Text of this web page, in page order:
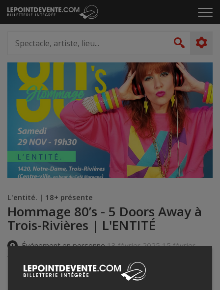
Passer
au
le
artiste,
lieu...
L'entité. | 18+ présente
Hommage 80’s - 5 Doors Away à
Trois-Rivières | L'ENTITÉ
Événement en personne13 février 2025 15 février
2025
2 mai 2026
20h00 – 23h00 / Entrée: 19h00